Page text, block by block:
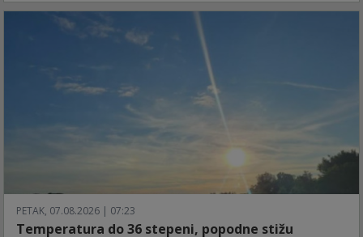
PETAK, 07.08.2026 | 07:23
Temperatura do 36 stepeni, popodne stižu